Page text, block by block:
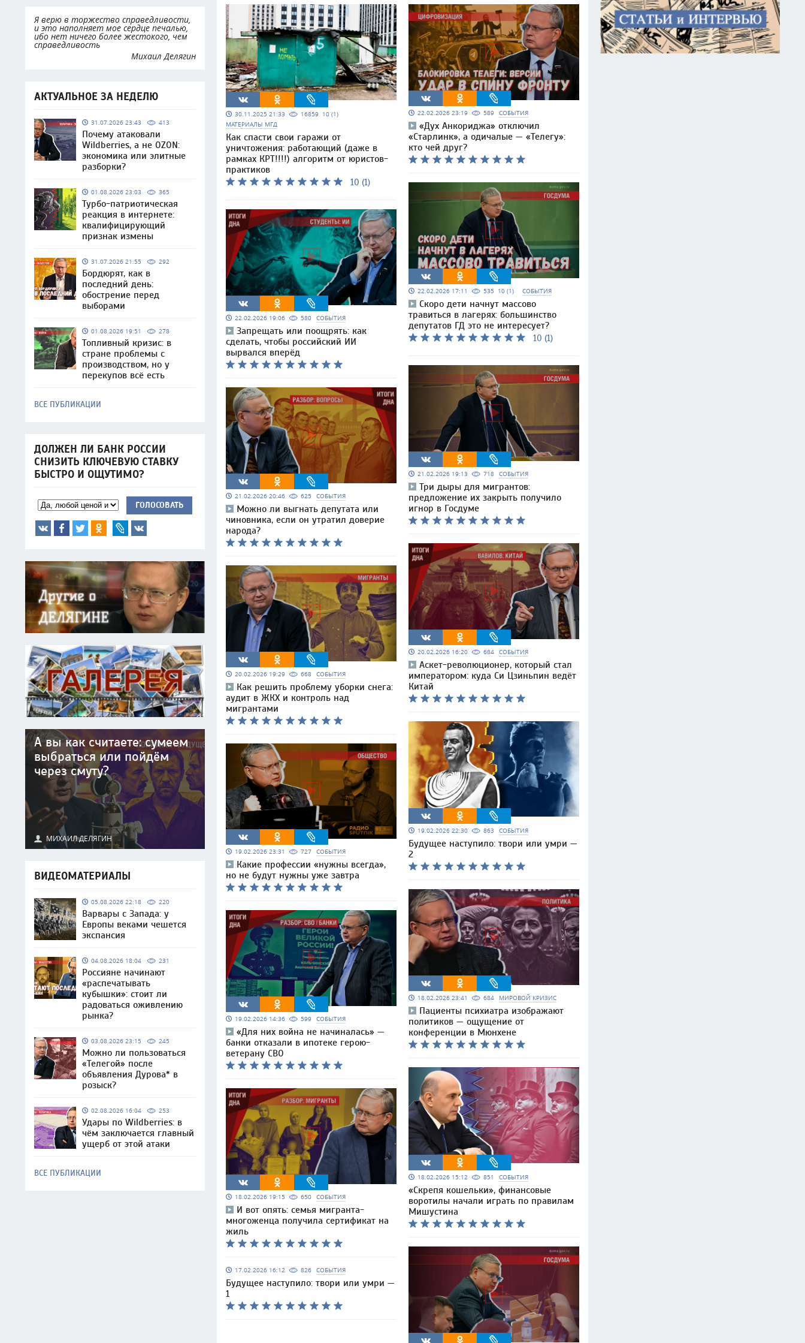
Я верю в торжество справедливости,
и это наполняет мое сердце печалью,
ибо нет ничего более жестокого, чем
справедливость
Михаил Делягин
АКТУАЛЬНОЕ ЗА НЕДЕЛЮ
31.07.2026 23:43 413
Почему атаковали
Wildberries, а не OZON:
экономика или элитные
разборки?
01.08.2026 23:03 365
Турбо-патриотическая
реакция в интернете:
квалифицирующий
признак измены
31.07.2026 21:55 292
Бордюрят, как в
последний день:
обострение перед
выборами
01.08.2026 19:51 278
Топливный кризис: в
стране проблемы с
производством, но у
перекупов всё есть
ВСЕ ПУБЛИКАЦИИ
ДОЛЖЕН ЛИ БАНК РОССИИ
СНИЗИТЬ КЛЮЧЕВУЮ СТАВКУ
БЫСТРО И ОЩУТИМО?
ГОЛОСОВАТЬ
А вы как считаете: сумеем
выбраться или пойдём
через смуту?
МИХАИЛ ДЕЛЯГИН
ВИДЕОМАТЕРИАЛЫ
05.08.2026 22:18 220
Варвары с Запада: у
Европы веками чешется
экспансия
04.08.2026 18:04 231
Россияне начинают
«распечатывать
кубышки»: стоит ли
радоваться оживлению
рынка?
03.08.2026 23:15 245
Можно ли пользоваться
«Телегой» после
объявления Дурова* в
розыск?
02.08.2026 16:04 253
Удары по Wildberries: в
чём заключается главный
ущерб от этой атаки
ВСЕ ПУБЛИКАЦИИ
30.11.2025 21:33 16859 10 (1)
МАТЕРИАЛЫ МГД
Как спасти свои гаражи от
уничтожения: работающий (даже в
рамках КРТ!!!!) алгоритм от юристов-
практиков
10 (1)
22.02.2026 19:06 580 СОБЫТИЯ
Запрещать или поощрять: как
сделать, чтобы российский ИИ
вырвался вперёд
21.02.2026 20:46 625 СОБЫТИЯ
Можно ли выгнать депутата или
чиновника, если он утратил доверие
народа?
20.02.2026 19:29 668 СОБЫТИЯ
Как решить проблему уборки снега:
аудит в ЖКХ и контроль над
мигрантами
19.02.2026 23:31 727 СОБЫТИЯ
Какие профессии «нужны всегда»,
но не будут нужны уже завтра
19.02.2026 14:36 599 СОБЫТИЯ
«Для них война не начиналась» —
банки отказали в ипотеке герою-
ветерану СВО
18.02.2026 19:15 650 СОБЫТИЯ
И вот опять: семья мигранта-
многоженца получила сертификат на
жиль
17.02.2026 16:12 826 СОБЫТИЯ
Будущее наступило: твори или умри —
1
22.02.2026 23:19 589 СОБЫТИЯ
«Дух Анкориджа» отключил
«Старлинк», а одичалые — «Телегу»:
кто чей друг?
22.02.2026 17:11 535 10 (1) СОБЫТИЯ
Скоро дети начнут массово
травиться в лагерях: большинство
депутатов ГД это не интересует?
10 (1)
21.02.2026 19:13 718 СОБЫТИЯ
Три дыры для мигрантов:
предложение их закрыть получило
игнор в Госдуме
20.02.2026 16:20 684 СОБЫТИЯ
Аскет-революционер, который стал
императором: куда Си Цзиньпин ведёт
Китай
19.02.2026 22:30 863 СОБЫТИЯ
Будущее наступило: твори или умри —
2
18.02.2026 23:41 684 МИРОВОЙ КРИЗИС
Пациенты психиатра изображают
политиков — ощущение от
конференции в Мюнхене
18.02.2026 15:12 851 СОБЫТИЯ
«Скрепя кошельки», финансовые
воротилы начали играть по правилам
Мишустина